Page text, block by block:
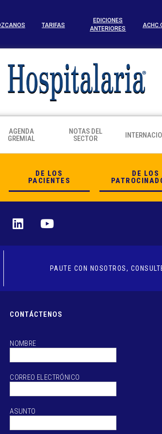
TARIFAS
EDICIONES
ANTERIORES
AGENDA
GREMIAL
NOTAS DEL
SECTOR
DE LOS
PACIENTES
DE LOS
PAUTE CON NOSOTROS,
CONTÁCTENOS
NOMBRE
CORREO ELECTRÓNICO
ASUNTO